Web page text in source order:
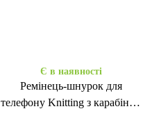
Є в наявності
Ремінець-шнурок для
телефону Knitting з карабіном